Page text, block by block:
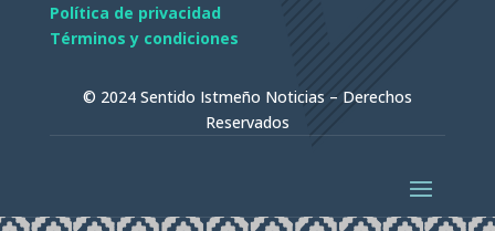
Política de privacidad
Términos y condiciones
© 2024 Sentido Istmeño Noticias – Derechos
Reservados